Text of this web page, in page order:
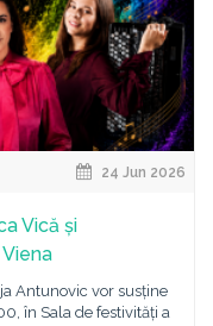
24 Jun 2026
Vică și
Antunovic vor susține
în Sala de festivități a